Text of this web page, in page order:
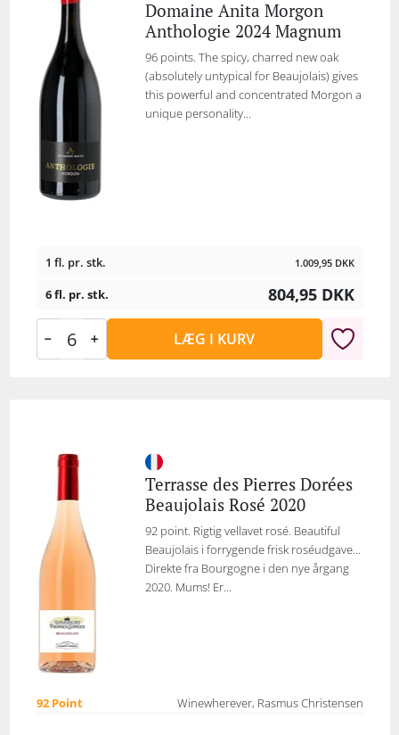
Domaine Anita Morgon
Anthologie 2024 Magnum
96 points. The spicy, charred new oak
(absolutely untypical for Beaujolais) gives
this powerful and concentrated Morgon a
unique personality...
1 fl. pr. stk. 1.009,95 DKK
6 fl. pr. stk. 804,95 DKK
LÆG I KURV
Terrasse des Pierres Dorées
Beaujolais Rosé 2020
92 point. Rigtig vellavet rosé. Beautiful
Beaujolais i forrygende frisk roséudgave...
Direkte fra Bourgogne i den nye årgang
2020. Mums! Er...
92 Point Winewherever, Rasmus Christensen